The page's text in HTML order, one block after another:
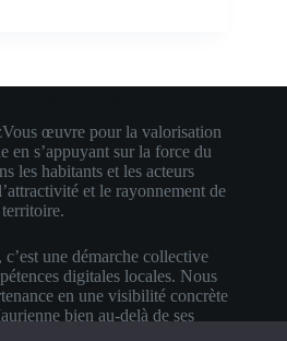
œuvre pour la valorisation
en s’appuyant sur la force du
les habitants et les acteurs
et le rayonnement de
une démarche collective
digitales locales. Nous
en une visibilité concrète
bien au-delà de ses